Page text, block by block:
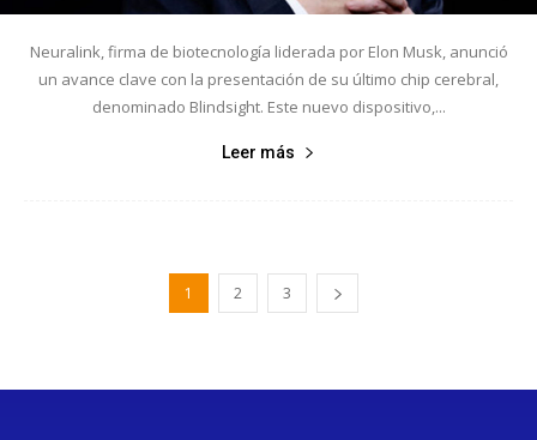
Neuralink, firma de biotecnología liderada por Elon Musk, anunció
un avance clave con la presentación de su último chip cerebral,
denominado Blindsight. Este nuevo dispositivo,...
Leer más
1 2 3